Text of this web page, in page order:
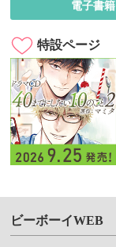
電子書籍
特設ページ
ビーボーイWEB